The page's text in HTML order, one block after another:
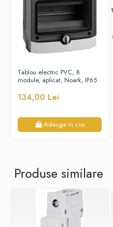
Tablou electric PVC, 8
module, aplicat, Noark, IP65
134,00 Lei
Adauga in cos
Produse similare